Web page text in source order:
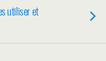
utiliser et